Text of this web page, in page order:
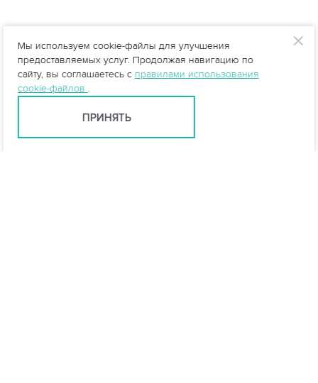
Мы используем cookie-файлы для улучшения
предоставляемых услуг. Продолжая навигацию по
сайту, вы соглашаетесь с правилами использования
cookie-файлов .
ПРИНЯТЬ